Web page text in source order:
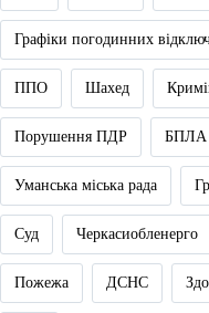
Графіки погодинних
ППО Шахед
Порушення ПДР БПЛА
Уманська міська рада
Суд Черкасиобленерго
Пожежа ДСНС